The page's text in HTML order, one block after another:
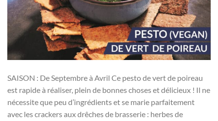
SAISON : De Septembre à Avril Ce pesto de vert de poireau
est rapide à réaliser, plein de bonnes choses et délicieux ! Il ne
nécessite que peu d’ingrédients et se marie parfaitement
avec les crackers aux drêches de brasserie : herbes de